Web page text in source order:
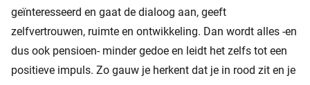
geïnteresseerd en gaat de dialoog aan, geeft
zelfvertrouwen, ruimte en ontwikkeling. Dan wordt alles -en
dus ook pensioen- minder gedoe en leidt het zelfs tot een
positieve impuls. Zo gauw je herkent dat je in rood zit en je